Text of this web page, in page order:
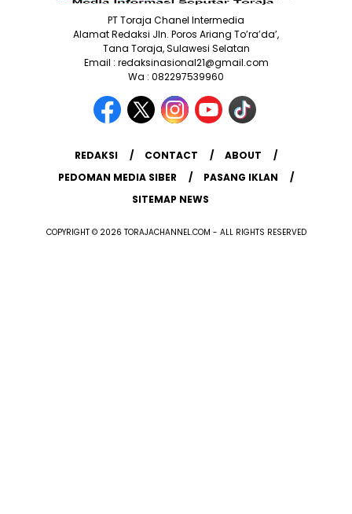
PT Toraja Chanel Intermedia
Alamat Redaksi Jln. Poros Ariang To’ra’da’,
Tana Toraja, Sulawesi Selatan
Email : redaksinasional21@gmail.com
Wa : 082297539960
REDAKSI CONTACT
ABOUT
PEDOMAN MEDIA SIBER
PASANG IKLAN
SITEMAP NEWS
COPYRIGHT © 2026 TORAJACHANNEL.COM - ALL RIGHTS RESERVED